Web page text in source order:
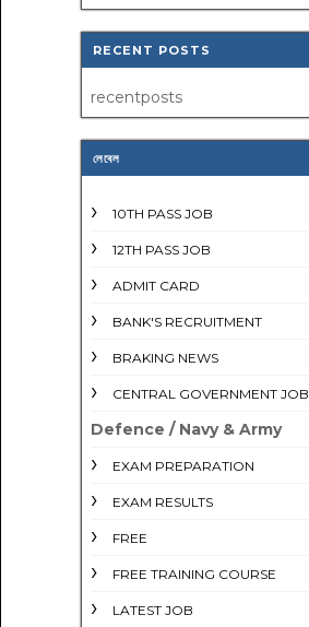
RECENT POSTS
recentposts
লেবেল
10TH PASS JOB
12TH PASS JOB
ADMIT CARD
BANK'S RECRUITMENT
BRAKING NEWS
CENTRAL GOVERNMENT JOB
Defence / Navy & Army
EXAM PREPARATION
EXAM RESULTS
FREE
FREE TRAINING COURSE
LATEST JOB